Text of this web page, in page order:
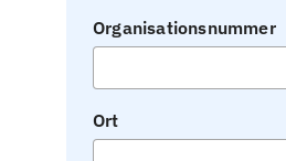
Organisationsnummer
Ort